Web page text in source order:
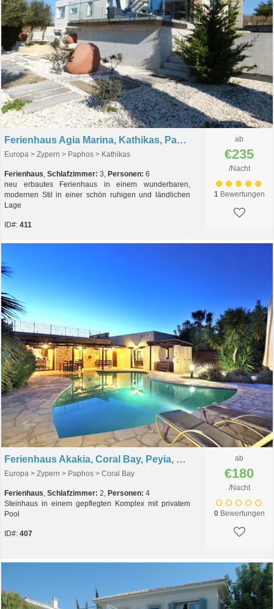
Ferienhaus Agia Marina, Kathikas, Paphos, Zypern
Europa > Zypern > Paphos > Kathikas
Ferienhaus, Schlafzimmer: 3, Personen: 6
neu erbautes Ferienhaus in einem wunderbaren,
modernen Stil in einer schön ruhigen und ländlichen
Lage
ID#: 411
ab
€235
/Nacht
1Bewertungen
Ferienhaus Akakia, Coral Bay, Peyia, Zypern
Europa > Zypern > Paphos > Coral Bay
Ferienhaus, Schlafzimmer: 2, Personen: 4
Steinhaus in einem gepflegten Komplex mit privatem
Pool
ID#: 407
ab
€180
/Nacht
0Bewertungen